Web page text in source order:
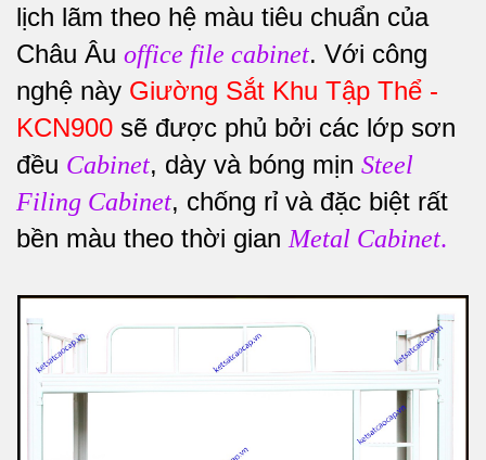
lịch lãm theo hệ màu tiêu chuẩn của
Châu Âu office file cabinet. Với công
nghệ này Giường Sắt Khu Tập Thể -
KCN900 sẽ được phủ bởi các lớp sơn
đều Cabinet, dày và bóng mịn Steel
Filing Cabinet, chống rỉ và đặc biệt rất
bền màu theo thời gian Metal Cabinet.